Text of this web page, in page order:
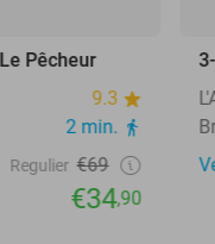
Pêcheur
9.3
2 min.
Regulier €69
€34,90